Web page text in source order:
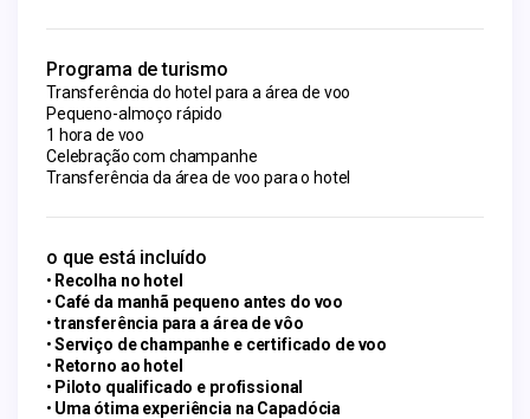
Programa de turismo
Transferência do hotel para a área de voo
Pequeno-almoço rápido
1 hora de voo
Celebração com champanhe
Transferência da área de voo para o hotel
o que está incluído
Recolha no hotel
Café da manhã pequeno antes do voo
transferência para a área de vôo
Serviço de champanhe e certificado de voo
Retorno ao hotel
Piloto qualificado e profissional
Uma ótima experiência na Capadócia